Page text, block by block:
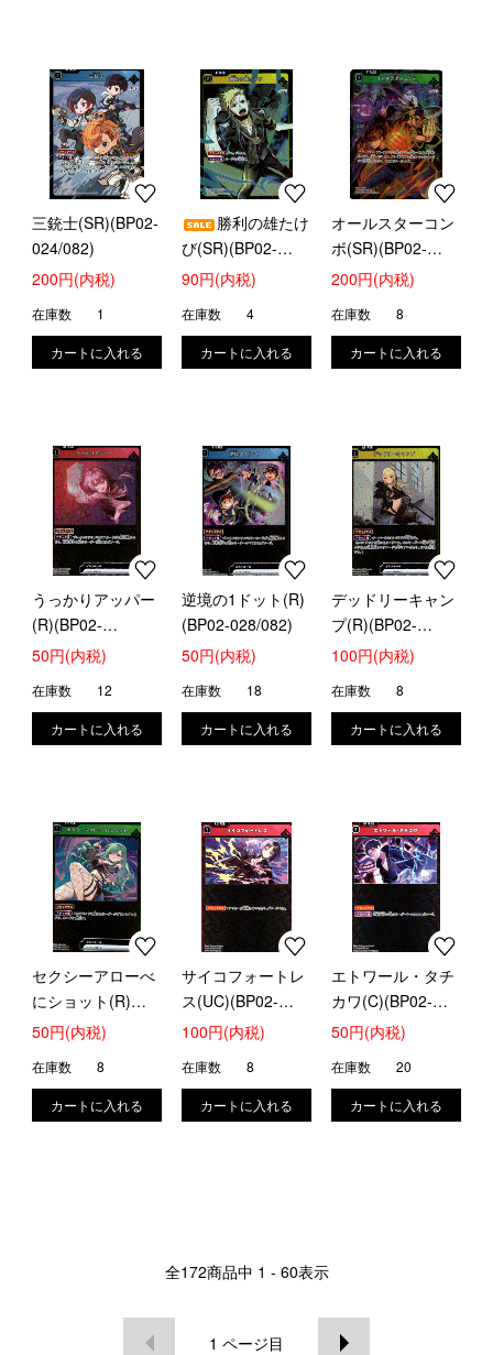
三銃士(SR)(BP02-
024/082)
200円(内税)
在庫数 1
勝利の雄たけ
び(SR)(BP02-
031/082)
90円(内税)
在庫数 4
オールスターコン
ボ(SR)(BP02-
038/082)
200円(内税)
在庫数 8
うっかりアッパー
(R)(BP02-
021/082)
50円(内税)
在庫数 12
逆境の1ドット(R)
(BP02-028/082)
50円(内税)
在庫数 18
デッドリーキャン
プ(R)(BP02-
035/082)
100円(内税)
在庫数 8
セクシーアローべ
にショット(R)
(BP02-044/082)
50円(内税)
在庫数 8
サイコフォートレ
ス(UC)(BP02-
018/082)
100円(内税)
在庫数 8
エトワール・タチ
カワ(C)(BP02-
019/082)
50円(内税)
在庫数 20
全172商品中 1 - 60表示
1 ページ目